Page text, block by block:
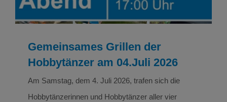
Gemeinsames Grillen der
Hobbytänzer am 04.Juli 2026
Am Samstag, dem 4. Juli 2026, trafen sich die
Hobbytänzerinnen und Hobbytänzer aller vier